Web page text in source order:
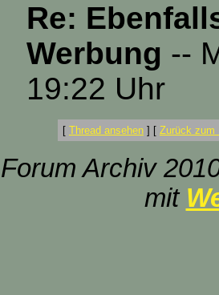
Re:
Werbung --
19:22 Uhr
[ Thread ansehen ] [ Zurück zum
Archiv
mit